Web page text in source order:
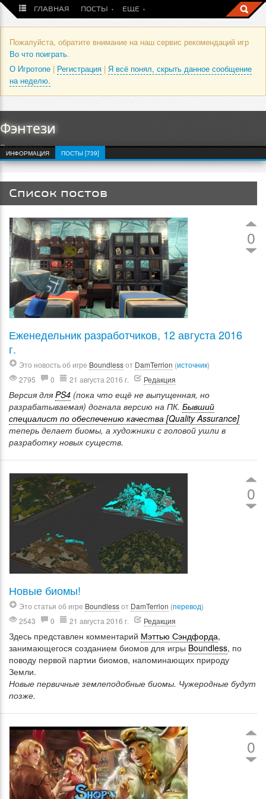
ГЛАВНАЯ ПОСТЫ ЕЩЕ
Пожалуйста, обратите внимание на наш сервис рекомендаций игр
Во что поиграть.
О Игротопе | Регистрация | Я всё понял, скрыть данное сообщение
на неделю.
Фэнтези
Это сеттинг
ИНФОРМАЦИЯ ПОСТЫ [739]
Список постов
0
Еженедельник разработчиков, 12 августа 2016
г.
Это новость об игре Boundlessот DamTerrion (источник)
2795
0 21 августа 2016 г. Редакция
Версия для PS4 (пока что ещё не выпущенная, но
разрабатываемая) догнала версию на ПК. Бывший
специалист по обеспечению качества [Quality Assurance]
теперь делает биомы, а художники с головой ушли в
разработку новых существ.
0
Новые биомы!
Это статья об игре Boundlessот DamTerrion (перевод)
2543
0 21 августа 2016 г. Редакция
Здесь представлен комментарий Мэттью Сэндфорда,
занимающегося созданием биомов для игры Boundless, по
поводу первой партии биомов, напоминающих природу
Земли.
Новые первичные землеподобные биомы. Чужеродные будут
позже.
0